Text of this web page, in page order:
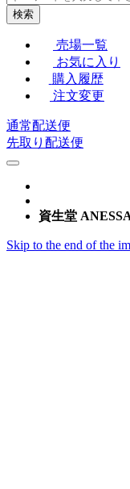
検索
売場一覧
お気に入り
購入履歴
注文変更
通常配送便
先取り配送便
資生堂
Skip to the end of the